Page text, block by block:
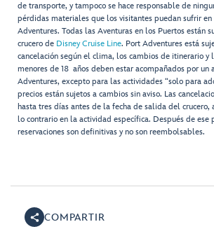
de transporte, y tampoco se hace responsable de
pérdidas materiales que los visitantes puedan sufrir en
Adventures. Todas las Aventuras en los Puertos están
crucero de Disney Cruise Line. Port Adventures está
cancelación según el clima, los cambios de itinerario y
menores de 18 años deben estar acompañados por un
Adventures, excepto para las actividades “solo para
precios están sujetos a cambios sin aviso. Las
hasta tres días antes de la fecha de salida del crucero,
lo contrario en la actividad específica. Después de ese
reservaciones son definitivas y no son reembolsables.
COMPARTIR